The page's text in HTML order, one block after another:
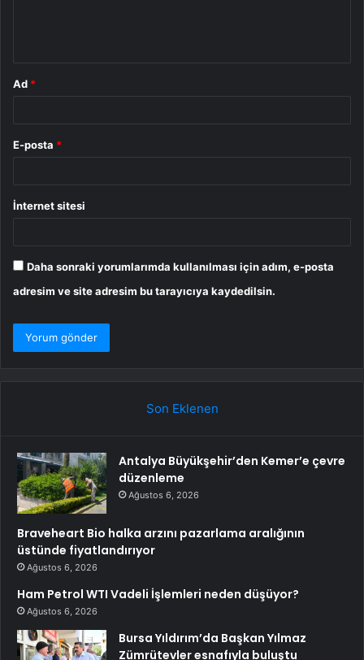
Ad *
E-posta *
İnternet sitesi
Daha sonraki yorumlarımda kullanılması için adım, e-posta
adresim ve site adresim bu tarayıcıya kaydedilsin.
Son Eklenen
Antalya Büyükşehir’den Kemer’e çevre
düzenleme
Ağustos 6, 2026
Braveheart Bio halka arzını pazarlama aralığının
üstünde fiyatlandırıyor
Ağustos 6, 2026
Ham Petrol WTI Vadeli İşlemleri neden düşüyor?
Ağustos 6, 2026
Bursa Yıldırım’da Başkan Yılmaz
Zümrütevler esnafıyla buluştu